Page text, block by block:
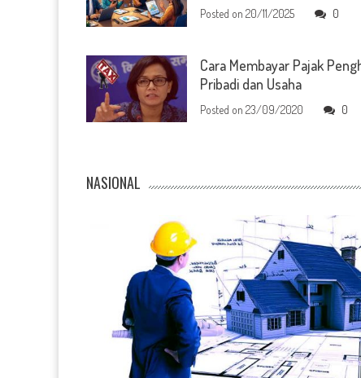
Posted on 20/11/2025 0
Cara Membayar Pajak
Pribadi dan Usaha
Posted on 23/09/2020 0
NASIONAL